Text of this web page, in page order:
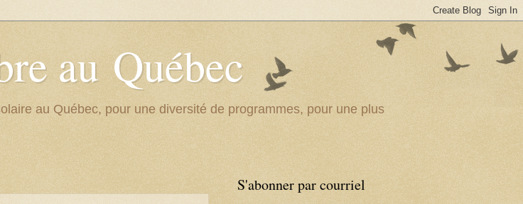
au Québec
au Québec, pour une diversité de programmes, pour une plus
S'abonner par courriel